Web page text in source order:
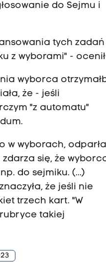
do Sejmu i
tych zadań
z wyborami" -
wyborca
że - jeśli
"z automatu"
w wyborach,
zdarza się, że
do sejmiku. (...)
że jeśli nie
trzech kart. "W
takiej